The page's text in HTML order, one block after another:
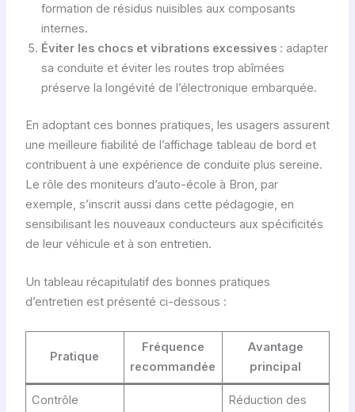
formation de résidus nuisibles aux composants
internes.
Éviter les chocs et vibrations excessives: adapter
sa conduite et éviter les routes trop abîmées
préserve la longévité de l’électronique embarquée.
En adoptant ces bonnes pratiques, les usagers assurent
une meilleure fiabilité de l’affichage tableau de bord et
contribuent à une expérience de conduite plus sereine.
Le rôle des moniteurs d’auto-école à Bron, par
exemple, s’inscrit aussi dans cette pédagogie, en
sensibilisant les nouveaux conducteurs aux spécificités
de leur véhicule et à son entretien.
Un tableau récapitulatif des bonnes pratiques
d’entretien est présenté ci-dessous :
Pratique
Fréquence
recommandée
Avantage
principal
Contrôle Réduction des